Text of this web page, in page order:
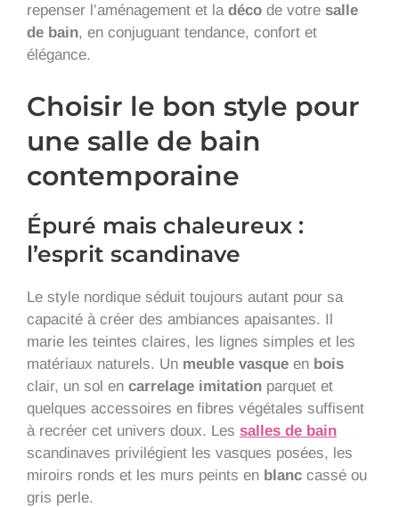
repenser l’aménagement et la déco de votre salle
de bain, en conjuguant tendance, confort et
élégance.
Choisir le bon style pour
une salle de bain
contemporaine
Épuré mais chaleureux :
l’esprit scandinave
Le style nordique séduit toujours autant pour sa
capacité à créer des ambiances apaisantes. Il
marie les teintes claires, les lignes simples et les
matériaux naturels. Un meuble vasque en bois
clair, un sol en carrelage imitation parquet et
quelques accessoires en fibres végétales suffisent
à recréer cet univers doux. Les salles de bain
scandinaves privilégient les vasques posées, les
miroirs ronds et les murs peints en blanc cassé ou
gris perle.